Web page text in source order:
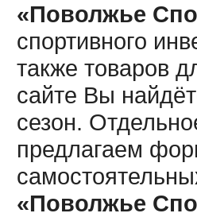
«Поволжье
спортивного
также товаров
сайте Вы
сезон.
предлагаем
«Поволжье